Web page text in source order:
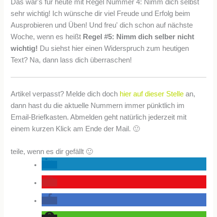
Das war's für heute mit Regel Nummer 4: Nimm dich selbst
sehr wichtig! Ich wünsche dir viel Freude und Erfolg beim
Ausprobieren und Üben! Und freu' dich schon auf nächste
Woche, wenn es heißt Regel #5: Nimm dich selber nicht
wichtig! Du siehst hier einen Widerspruch zum heutigen
Text? Na, dann lass dich überraschen!
Artikel verpasst? Melde dich doch hier auf dieser Stelle an,
dann hast du die aktuelle Nummern immer pünktlich im
Email-Briefkasten. Abmelden geht natürlich jederzeit mit
einem kurzen Klick am Ende der Mail. 🙂
teile, wenn es dir gefällt 🙂